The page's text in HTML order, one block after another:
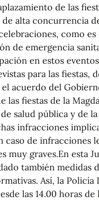
de las
alta concurrencia
como es
de emergencia
en estos eventos
para las fiestas,
acuerdo del
las fiestas de la
salud pública y de la
infracciones
caso de infracciones
muy graves.En esta
también medidas
Así, la Policía
las 14.00 horas de